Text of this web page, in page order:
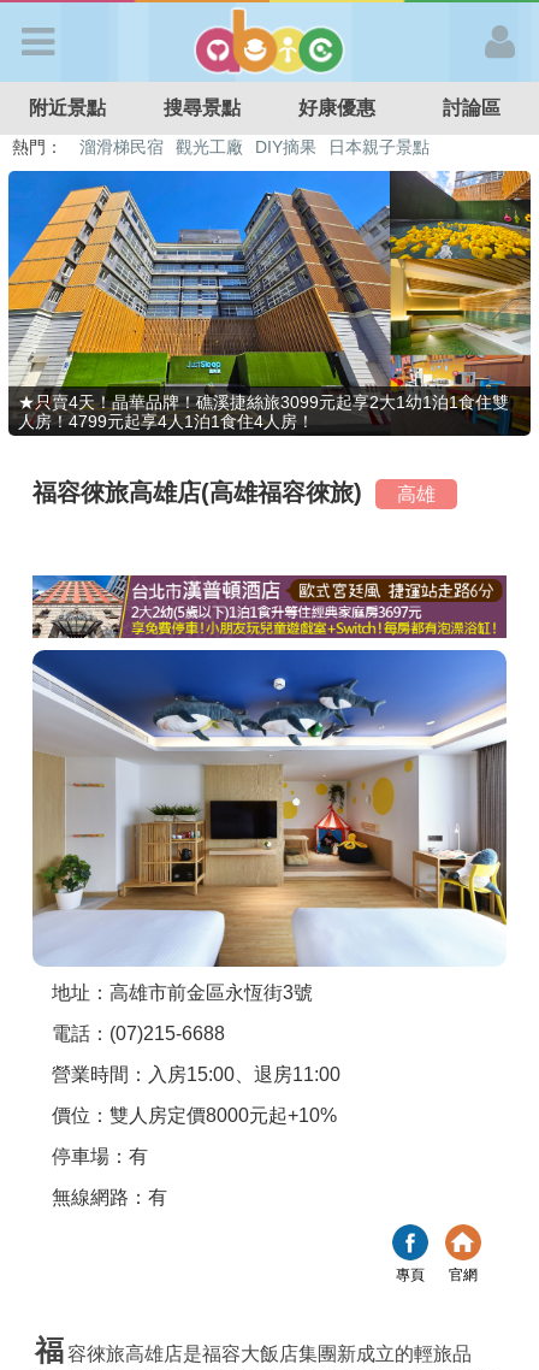
APP登入
首 頁
搜尋景點
好康優惠
最新消息
最新留言
商家合作
討論區
聯絡我們
APP下載
附近景點 搜尋景點 好康優惠 討論區
熱門： 特色遊戲場 親子住房優惠 台北親子餐廳
溫泉泡湯SPA
溜滑梯民宿
觀光工廠 DIY摘果 日本親子景點
★只賣4天！晶華品牌！礁溪捷絲旅3099元起享2大1幼1泊1食住雙
人房！4799元起享4人1泊1食住4人房！
福容徠旅高雄店(高雄福容徠旅) 高雄
地址：高雄市前金區永恆街3號
電話：(07)215-6688
營業時間：入房15:00、退房11:00
價位：雙人房定價8000元起+10%
停車場：有
無線網路：有
專頁 官網
福容徠旅高雄店是福容大飯店集團新成立的輕旅品